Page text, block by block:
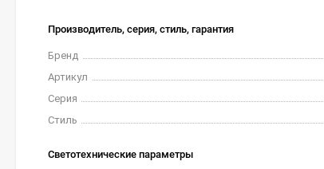
Производитель, серия, стиль, гарантия
Бренд
Артикул
Серия
Стиль
Светотехнические параметры